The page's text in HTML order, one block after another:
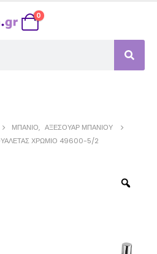
0
ΜΠΆΝΙΟ, ΑΞΕΣΟΥΆΡ ΜΠΆΝΙΟΥ
ΧΡΏΜΙΟ 49600-5/2